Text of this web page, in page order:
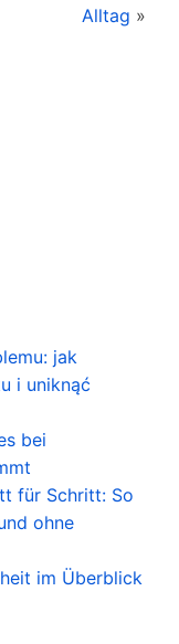
Alltag »
jak
i uniknąć
bei
für Schritt: So
ohne
im Überblick